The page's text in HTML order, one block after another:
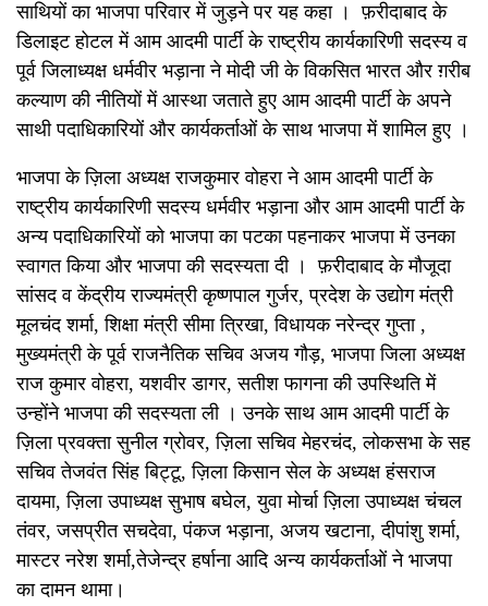
साथियों का भाजपा परिवार में जुड़ने पर यह कहा । फ़रीदाबाद के
डिलाइट होटल में आम आदमी पार्टी के राष्ट्रीय कार्यकारिणी सदस्य व
पूर्व जिलाध्यक्ष धर्मवीर भड़ाना ने मोदी जी के विकसित भारत और ग़रीब
कल्याण की नीतियों में आस्था जताते हुए आम आदमी पार्टी के अपने
साथी पदाधिकारियों और कार्यकर्ताओं के साथ भाजपा में शामिल हुए ।
भाजपा के ज़िला अध्यक्ष राजकुमार वोहरा ने आम आदमी पार्टी के
राष्ट्रीय कार्यकारिणी सदस्य धर्मवीर भड़ाना और आम आदमी पार्टी के
अन्य पदाधिकारियों को भाजपा का पटका पहनाकर भाजपा में उनका
स्वागत किया और भाजपा की सदस्यता दी । फ़रीदाबाद के मौजूदा
सांसद व केंद्रीय राज्यमंत्री कृष्णपाल गुर्जर, प्रदेश के उद्योग मंत्री
मूलचंद शर्मा, शिक्षा मंत्री सीमा त्रिखा, विधायक नरेन्द्र गुप्ता ,
मुख्यमंत्री के पूर्व राजनैतिक सचिव अजय गौड़, भाजपा जिला अध्यक्ष
राज कुमार वोहरा, यशवीर डागर, सतीश फागना की उपस्थिति में
उन्होंने भाजपा की सदस्यता ली । उनके साथ आम आदमी पार्टी के
ज़िला प्रवक्ता सुनील ग्रोवर, ज़िला सचिव मेहरचंद, लोकसभा के सह
सचिव तेजवंत सिंह बिट्टू, ज़िला किसान सेल के अध्यक्ष हंसराज
दायमा, ज़िला उपाध्यक्ष सुभाष बघेल, युवा मोर्चा ज़िला उपाध्यक्ष चंचल
तंवर, जसप्रीत सचदेवा, पंकज भड़ाना, अजय खटाना, दीपांशु शर्मा,
मास्टर नरेश शर्मा,तेजेन्द्र हर्षाना आदि अन्य कार्यकर्ताओं ने भाजपा
का दामन थामा।